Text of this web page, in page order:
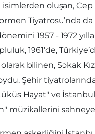
isimlerden oluşan, Cep
Tiyatrosu’nda
1957 - 1972
1961’de,
bilinen, Sokak Kızı
Şehir
Hayat" ve İstanbul
müzikallerini